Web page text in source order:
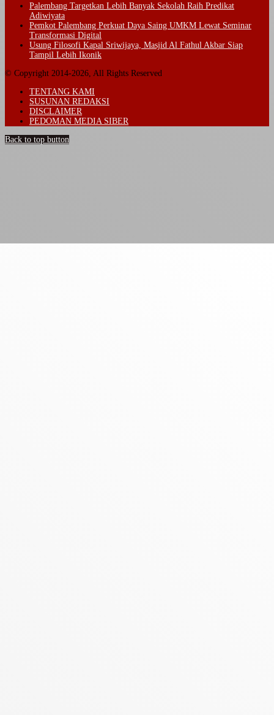
Palembang Targetkan Lebih Banyak Sekolah Raih Predikat
Adiwiyata
Pemkot Palembang Perkuat Daya Saing UMKM Lewat Seminar
Transformasi Digital
Usung Filosofi Kapal Sriwijaya, Masjid Al Fathul Akbar Siap
Tampil Lebih Ikonik
© Copyright 2014-2026, All Rights Reserved
TENTANG KAMI
SUSUNAN REDAKSI
DISCLAIMER
PEDOMAN MEDIA SIBER
Back to top button